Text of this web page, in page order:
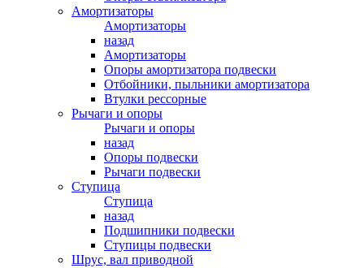
Амортизаторы
Амортизаторы
назад
Амортизаторы
Опоры амортизатора подвески
Отбойники, пыльники амортизатора
Втулки рессорные
Рычаги и опоры
Рычаги и опоры
назад
Опоры подвески
Рычаги подвески
Ступица
Ступица
назад
Подшипники подвески
Ступицы подвески
Шрус, вал приводной